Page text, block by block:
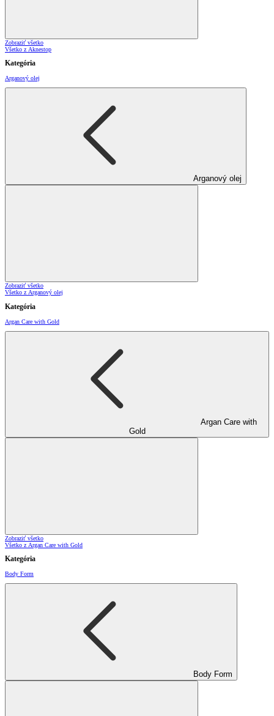
Zobraziť všetko
Všetko z Aknestop
Kategória
Arganový olej
Arganový olej
Zobraziť všetko
Všetko z Arganový olej
Kategória
Argan Care with Gold
Argan Care with
Gold
Zobraziť všetko
Všetko z Argan Care with Gold
Kategória
Body Form
Body Form